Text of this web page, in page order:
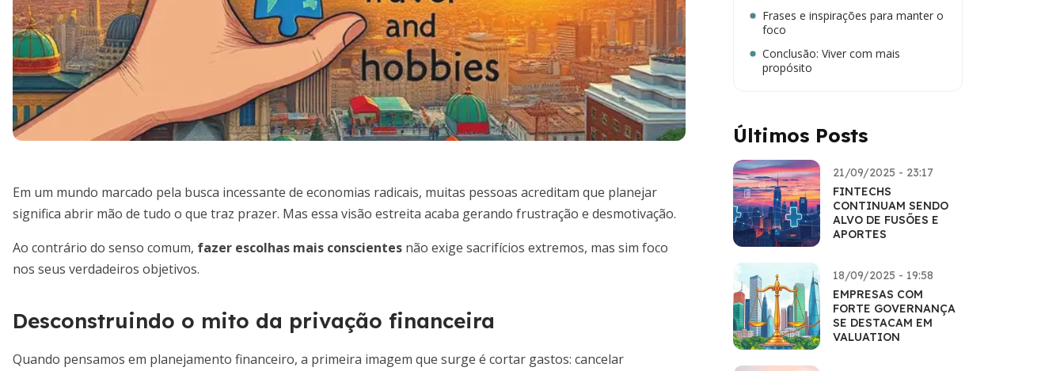
Em um mundo marcado pela busca incessante de economias radicais, muitas pessoas acreditam que planejar
significa abrir mão de tudo o que traz prazer. Mas essa visão estreita acaba gerando frustração e desmotivação.
Ao contrário do senso comum, fazer escolhas mais conscientes não exige sacrifícios extremos, mas sim foco
nos seus verdadeiros objetivos.
Desconstruindo o mito da privação financeira
Quando pensamos em planejamento financeiro, a primeira imagem que surge é cortar gastos: cancelar
Frases e inspirações para manter o
foco
Conclusão: Viver com mais
propósito
Últimos Posts
21/09/2025 - 23:17
FINTECHS
CONTINUAM SENDO
ALVO DE FUSÕES E
APORTES
18/09/2025 - 19:58
EMPRESAS COM
FORTE GOVERNANÇA
SE DESTACAM EM
VALUATION